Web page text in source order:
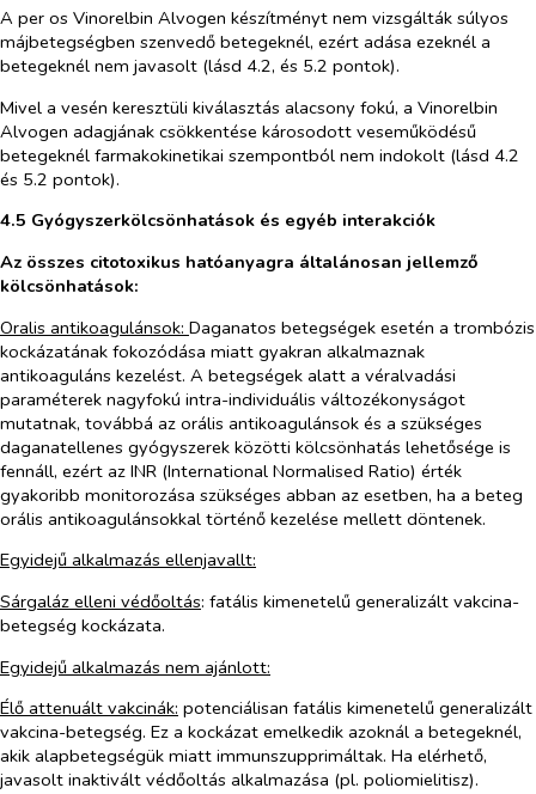
A per os Vinorelbin Alvogen készítményt nem vizsgálták súlyos
májbetegségben szenvedő betegeknél, ezért adása ezeknél a
betegeknél nem javasolt (lásd 4.2, és 5.2 pontok).
Mivel a vesén keresztüli kiválasztás alacsony fokú, a Vinorelbin
Alvogen adagjának csökkentése károsodott veseműködésű
betegeknél farmakokinetikai szempontból nem indokolt (lásd 4.2
és 5.2 pontok).
4.5 Gyógyszerkölcsönhatások és egyéb interakciók
Az összes citotoxikus hatóanyagra általánosan jellemző
kölcsönhatások:
Oralis antikoagulánsok: Daganatos betegségek esetén a trombózis
kockázatának fokozódása miatt gyakran alkalmaznak
antikoaguláns kezelést. A betegségek alatt a véralvadási
paraméterek nagyfokú intra-individuális változékonyságot
mutatnak, továbbá az orális antikoagulánsok és a szükséges
daganatellenes gyógyszerek közötti kölcsönhatás lehetősége is
fennáll, ezért az INR (International Normalised Ratio) érték
gyakoribb monitorozása szükséges abban az esetben, ha a beteg
orális antikoagulánsokkal történő kezelése mellett döntenek.
Egyidejű alkalmazás ellenjavallt:
Sárgaláz elleni védőoltás: fatális kimenetelű generalizált vakcina-
betegség kockázata.
Egyidejű alkalmazás nem ajánlott:
Élő attenuált vakcinák: potenciálisan fatális kimenetelű generalizált
vakcina-betegség. Ez a kockázat emelkedik azoknál a betegeknél,
akik alapbetegségük miatt immunszupprimáltak. Ha elérhető,
javasolt inaktivált védőoltás alkalmazása (pl. poliomielitisz).